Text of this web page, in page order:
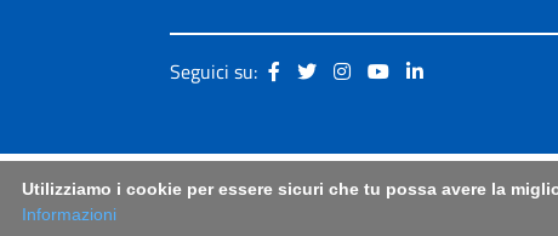
Seguici su:
Utilizziamo i cookie per essere sicuri che tu possa avere la
Informazioni